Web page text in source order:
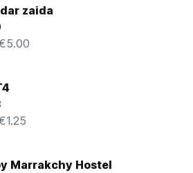
zaida
Marrakchy Hostel